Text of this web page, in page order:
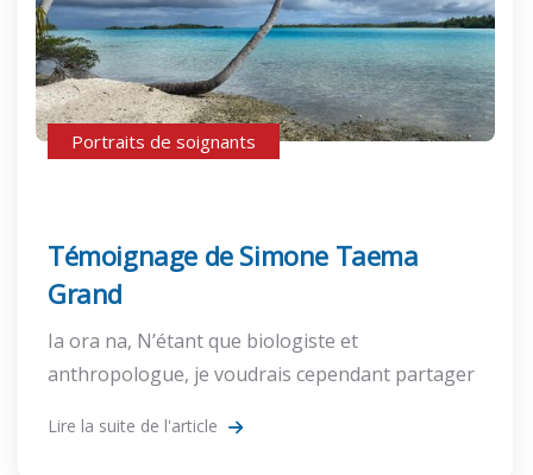
Portraits de soignants
Témoignage de Simone Taema
Grand
Ia ora na, N’étant que biologiste et
anthropologue, je voudrais cependant partager
Lire la suite de l'article